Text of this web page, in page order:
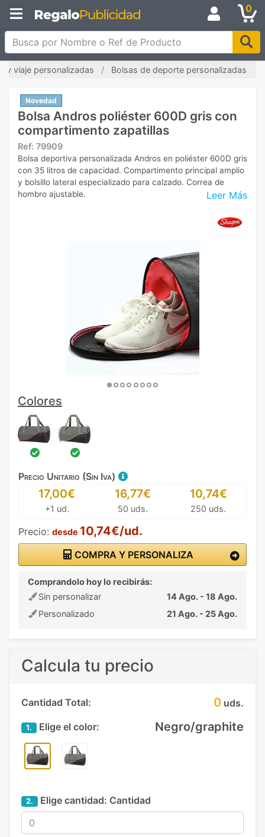
0
Busca por Nombre o Ref de Producto
y viaje personalizadas Bolsas de deporte personalizadas
Novedad
Bolsa Andros poliéster 600D gris con
compartimento zapatillas
Ref: 79909
Leer Más
Bolsa deportiva personalizada Andros en poliéster 600D gris
con 35 litros de capacidad. Compartimento principal amplio
y bolsillo lateral especializado para calzado. Correa de
hombro ajustable.
Colores
Precio Unitario (Sin Iva)
17,00€
+1 ud.
16,77€
50 uds.
10,74€
250 uds.
Precio: desde 10,74€/ud.
COMPRA Y PERSONALIZA
Comprandolo hoy lo recibirás:
Sin personalizar
14 Ago. - 18 Ago.
Personalizado
21 Ago. - 25 Ago.
Calcula tu precio
Cantidad Total: 0 uds.
1. Elige el color: Negro/graphite
2. Elige cantidad: Cantidad